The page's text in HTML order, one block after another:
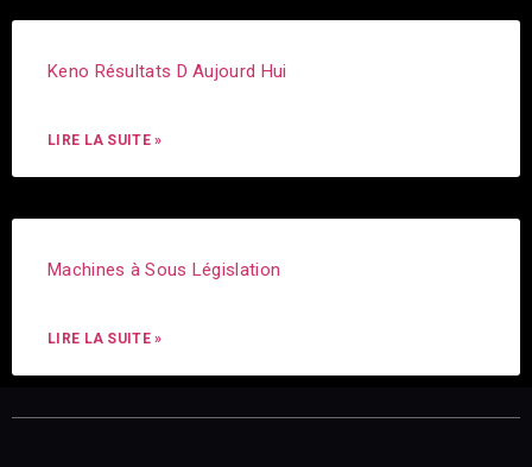
Keno Résultats D Aujourd Hui
LIRE LA SUITE »
Machines à Sous Législation
LIRE LA SUITE »